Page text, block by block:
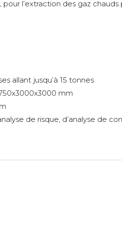
l’extraction des gaz
allant jusqu’à 15 tonnes
mm
de risque, d’analyse de